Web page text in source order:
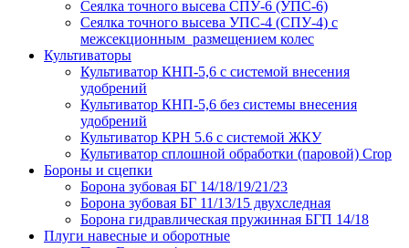
Сеялка точного высева СПУ-6 (УПС-6)
Сеялка точного высева УПС-4 (СПУ-4) с
межсекционным размещением колес
Культиваторы
Культиватор КНП-5,6 с системой внесения
удобрений
Культиватор КНП-5,6 без системы внесения
удобрений
Культиватор КРН 5.6 с системой ЖКУ
Культиватор сплошной обработки (паровой) Crop
Бороны и сцепки
Борона зубовая БГ 14/18/19/21/23
Борона зубовая БГ 11/13/15 двухследная
Борона гидравлическая пружинная БГП 14/18
Плуги навесные и оборотные